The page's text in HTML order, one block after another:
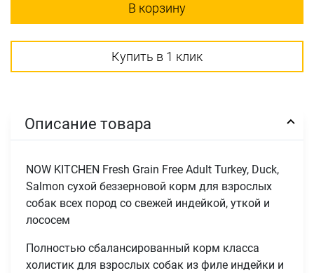
В корзину
Купить в 1 клик
Описание товара
NOW KITCHEN Fresh Grain Free Adult Turkey, Duck,
Salmon сухой беззерновой корм для взрослых
собак всех пород со свежей индейкой, уткой и
лососем
Полностью сбалансированный корм класса
холистик для взрослых собак из филе индейки и